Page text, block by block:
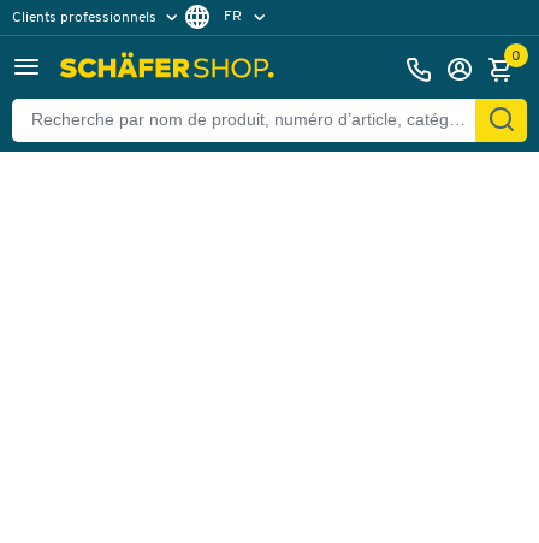
Clients professionnels
Clients particuliers
FR
0
Retour